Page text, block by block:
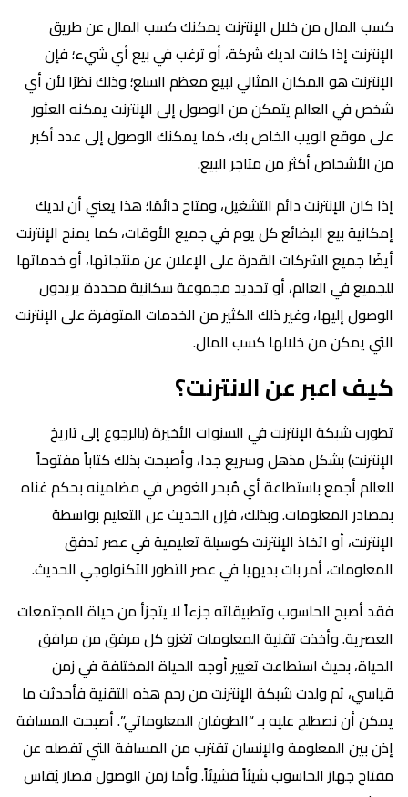
كسب المال من خلال الإنترنت يمكنك كسب المال عن طريق
الإنترنت إذا كانت لديك شركة، أو ترغب في بيع أي شيء؛ فإن
الإنترنت هو المكان المثالي لبيع معظم السلع؛ وذلك نظرًا لأن أي
شخص في العالم يتمكن من الوصول إلى الإنترنت يمكنه العثور
على موقع الويب الخاص بك، كما يمكنك الوصول إلى عدد أكبر
من الأشخاص أكثر من متاجر البيع.
إذا كان الإنترنت دائم التشغيل، ومتاح دائمًا؛ هذا يعني أن لديك
إمكانية بيع البضائع كل يوم في جميع الأوقات، كما يمنح الإنترنت
أيضًا جميع الشركات القدرة على الإعلان عن منتجاتها، أو خدماتها
للجميع في العالم، أو تحديد مجموعة سكانية محددة يريدون
الوصول إليها، وغير ذلك الكثير من الخدمات المتوفرة على الإنترنت
التي يمكن من خلالها كسب المال.
كيف اعبر عن الانترنت؟
تطورت شبكة الإنترنت في السنوات الأخيرة (بالرجوع إلى تاريخ
الإنترنت) بشكل مذهل وسريع جدا، وأصبحت بذلك كتاباً مفتوحاً
للعالم أجمع باستطاعة أي مُبحر الغوص في مضامينه بحكم غناه
بمصادر المعلومات. وبذلك، فإن الحديث عن التعليم بواسطة
الإنترنت، أو اتخاذ الإنترنت كوسيلة تعليمية في عصر تدفق
المعلومات، أمر بات بديهيا في عصر التطور التكنولوجي الحديث.
فقد أصبح الحاسوب وتطبيقاته جزءاً لا يتجزأ من حياة المجتمعات
العصرية. وأخذت تقنية المعلومات تغزو كل مرفق من مرافق
الحياة، بحيث استطاعت تغيير أوجه الحياة المختلفة في زمن
قياسي، ثم ولدت شبكة الإنترنت من رحم هذه التقنية فأحدثت ما
يمكن أن نصطلح عليه بـ “الطوفان المعلوماتي”. أصبحت المسافة
إذن بين المعلومة والإنسان تقترب من المسافة التي تفصله عن
مفتاح جهاز الحاسوب شيئاً فشيئاً. وأما زمن الوصول فصار يُقاس